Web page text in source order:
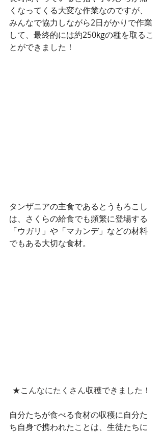
くなってくる大変な作業なのですが、
みんなで協力しながら2日がかりで作業
して、最終的には約250kgの種を取るこ
とができました！
タンザニアの主食であるとうもろこし
は、さくらの給食でも頻繁に登場する
「ウガリ」や「マカンデ」などの材料
でもある大切な食材。
★こんなにたくさん収穫できました！
自分たちが食べる食材の収穫に自分た
ち自身で携われたことは、生徒たちに